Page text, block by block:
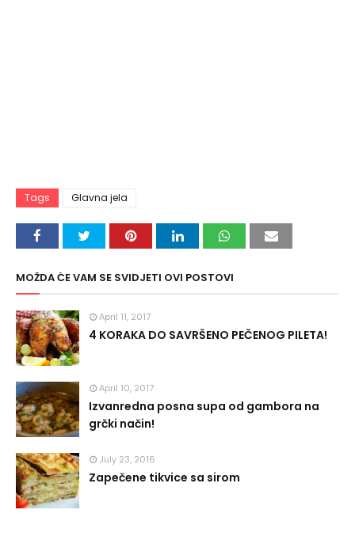
Tags Glavna jela
MOŽDA ĆE VAM SE SVIDJETI OVI POSTOVI
April 11, 2017
4 KORAKA DO SAVRŠENO PEČENOG PILETA!
April 10, 2017
Izvanredna posna supa od gambora na
grčki način!
July 23, 2016
Zapečene tikvice sa sirom